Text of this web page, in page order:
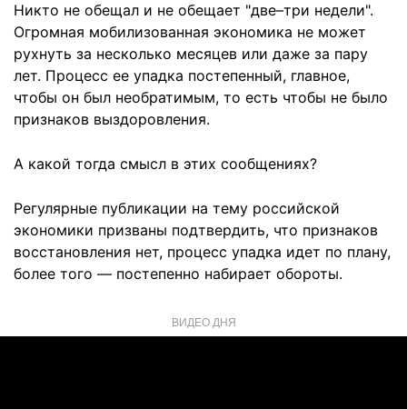
Никто не обещал и не обещает "две–три недели".
Огромная мобилизованная экономика не может
рухнуть за несколько месяцев или даже за пару
лет. Процесс ее упадка постепенный, главное,
чтобы он был необратимым, то есть чтобы не было
признаков выздоровления.
А какой тогда смысл в этих сообщениях?
Регулярные публикации на тему российской
экономики призваны подтвердить, что признаков
восстановления нет, процесс упадка идет по плану,
более того — постепенно набирает обороты.
ВИДЕО ДНЯ